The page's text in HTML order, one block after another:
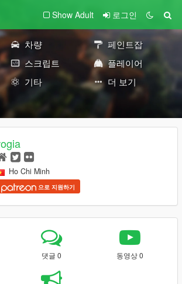
Show Adult 로그인
차량
페인트잡
스크립트
플레이어
기타 더 보기
Ho Chi Minh
으로 지원하기
댓글 0 동영상 0